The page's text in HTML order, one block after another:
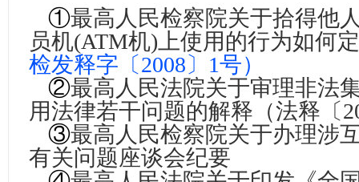
①最高人民检察院关于拾得他
员机(ATM机)上使用的行为如何
检发释字〔2008〕1号）
②最高人民法院关于审理非法
用法律若干问题的解释 （法释〔
③最高人民检察院关于办理涉
有关问题座谈会纪要